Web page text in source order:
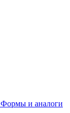
Формы и аналоги